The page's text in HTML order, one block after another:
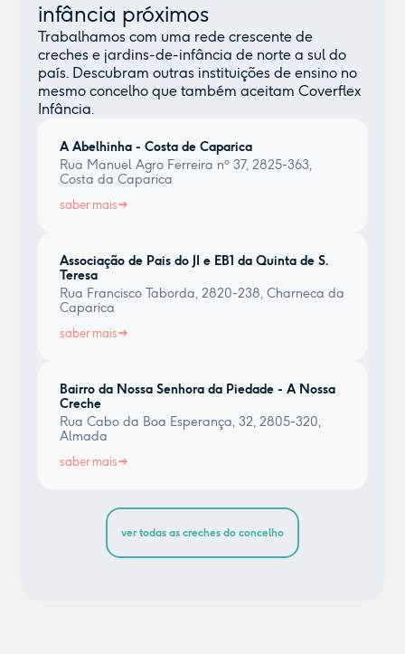
infância próximos
Trabalhamos com uma rede crescente de
creches e jardins-de-infância de norte a sul do
país. Descubram outras instituições de ensino no
mesmo concelho que também aceitam Coverflex
Infância.
A Abelhinha - Costa de Caparica
Rua Manuel Agro Ferreira nº 37, 2825-363,
Costa da Caparica
saber mais
Associação de Pais do JI e EB1 da Quinta de S.
Teresa
Rua Francisco Taborda, 2820-238, Charneca da
Caparica
saber mais
Bairro da Nossa Senhora da Piedade - A Nossa
Creche
Rua Cabo da Boa Esperança, 32, 2805-320,
Almada
saber mais
ver todas as creches do concelho